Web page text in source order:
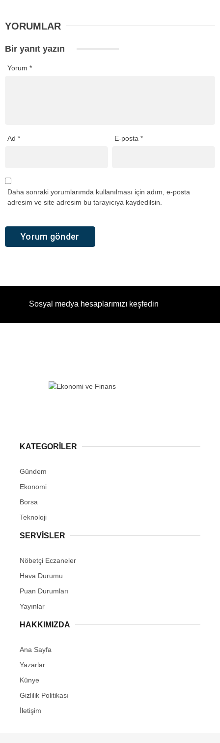
YORUMLAR
Bir yanıt yazın
Yorum *
Ad * E-posta*
Daha sonraki yorumlarımda kullanılması için adım, e-posta
adresim ve site adresim bu tarayıcıya kaydedilsin.
Sosyal medya hesaplarımızı keşfedin
KATEGORİLER
Gündem
Ekonomi
Borsa
Teknoloji
SERVİSLER
Nöbetçi Eczaneler
Hava Durumu
Puan Durumları
Yayınlar
HAKKIMIZDA
Ana Sayfa
Yazarlar
Künye
Gizlilik Politikası
İletişim